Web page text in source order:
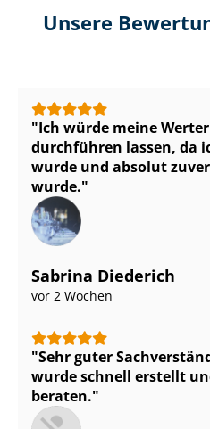
Unsere
Ich würde meine
durchführen lassen, da
wurde und absolut
wurde.
Sabrina Diederich
vor 2 Wochen
Sehr guter
wurde schnell erstellt
beraten.